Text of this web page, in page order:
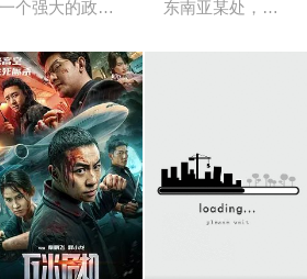
制出一种神秘病毒并逃脱控制后，世界
一个强大的政客和他的犯罪网络追捕一名
东南亚某处，失语